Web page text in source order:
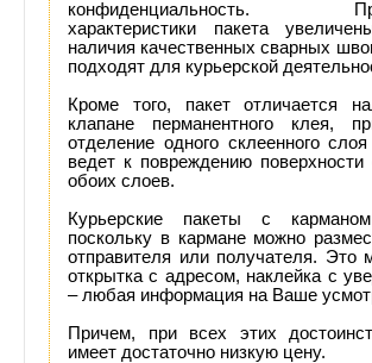
конфиденциальность.
характеристики пакета
наличия качественных сварных
подходят для курьерской
Кроме того, пакет отличается
клапане перманентного клея,
отделение одного склеенного слоя
ведет к повреждению поверхности
обоих слоев.
Курьерские пакеты с
поскольку в кармане можно
отправителя или получателя. Это
открытка с адресом, наклейка с
– любая информация на Ваше
Причем, при всех этих
имеет достаточно низкую цену.